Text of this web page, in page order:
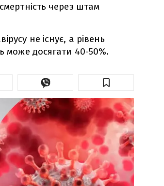
через штам
не існує, а рівень
може досягати 40-50%.